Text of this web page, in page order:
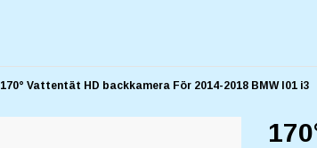
170° Vattentät HD backkamera För 2014-2018 BMW I01 i3